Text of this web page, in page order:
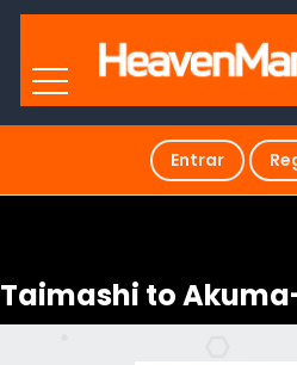
Entrar
Taimashi to